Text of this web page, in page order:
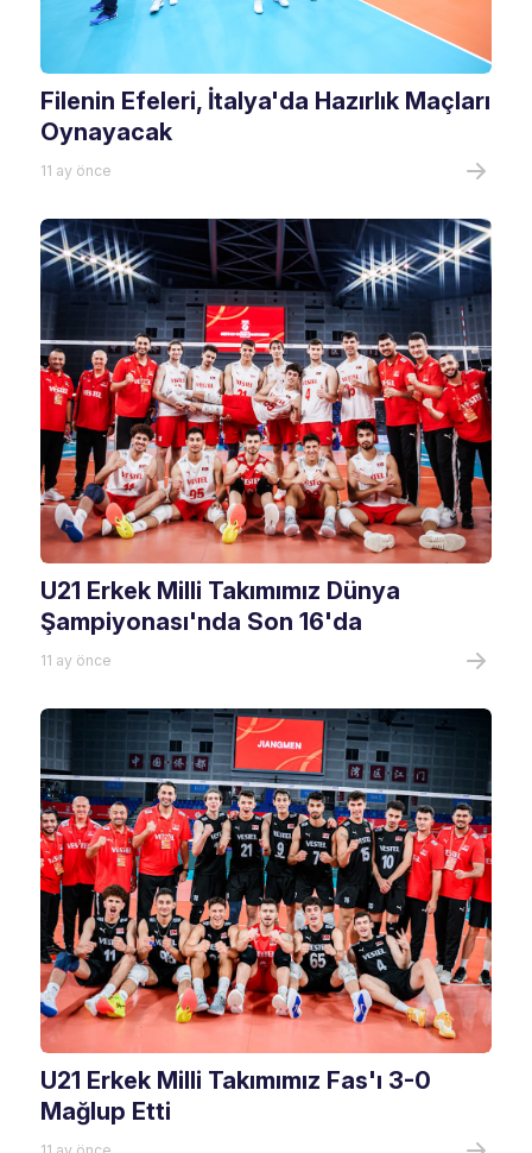
Filenin Efeleri, İtalya'da Hazırlık Maçları
Oynayacak
11 ay önce
U21 Erkek Milli Takımımız Dünya
Şampiyonası'nda Son 16'da
11 ay önce
U21 Erkek Milli Takımımız Fas'ı 3-0
Mağlup Etti